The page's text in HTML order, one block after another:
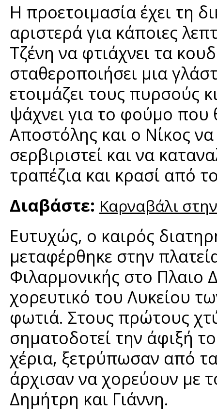
Η προετοιμασία έχει τη
αριστερά για κάποιες
Τζένη να φτιάχνει τα
σταθεροποιήσει μια
ετοιμάζει τους πυρσούς
ψάχνει για το φούμο
Αποστόλης και ο Νίκος
σερβιριστεί και να
τραπέζια και κρασί από
Διαβάστε: Καρναβάλι
Ευτυχώς, ο καιρός
μεταφέρθηκε στην
Φιλαρμονικής στο Πλαιο
χορευτικό του Λυκείου
φωτιά. Στους πρώτους
σηματοδοτεί την άφιξή
χέρια, ξετρύπωσαν από
άρχισαν να χορεύουν με
Δημήτρη και Γιάννη.